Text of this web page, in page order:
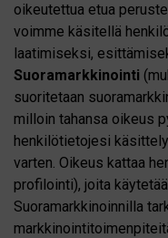
oikeutettua etua
voimme käsitellä
laatimiseksi,
Suoramarkkinointi
suoritetaan
milloin tahansa oikeus
henkilötietojesi
varten. Oikeus kattaa
profilointi), joita
Suoramarkkinoinnilla